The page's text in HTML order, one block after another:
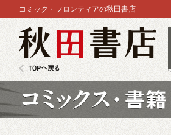
コミック・フロンティアの秋田書店